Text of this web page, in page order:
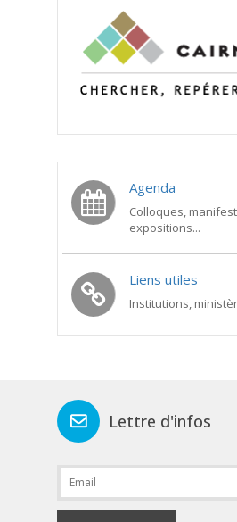
Agenda
Colloques,
expositions...
Liens utiles
Institutions,
Lettre d'infos